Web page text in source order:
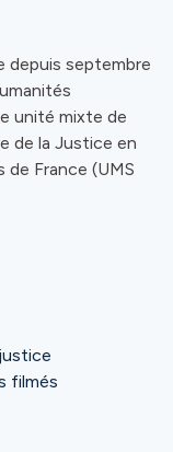
depuis septembre
unité mixte de
de la Justice en
France (UMS
filmés